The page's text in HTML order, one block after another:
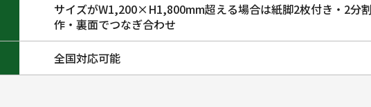
サイズがW1,200×H1,800mm超える場合は紙脚2枚付き・2分
作・裏面でつなぎ合わせ
全国対応可能